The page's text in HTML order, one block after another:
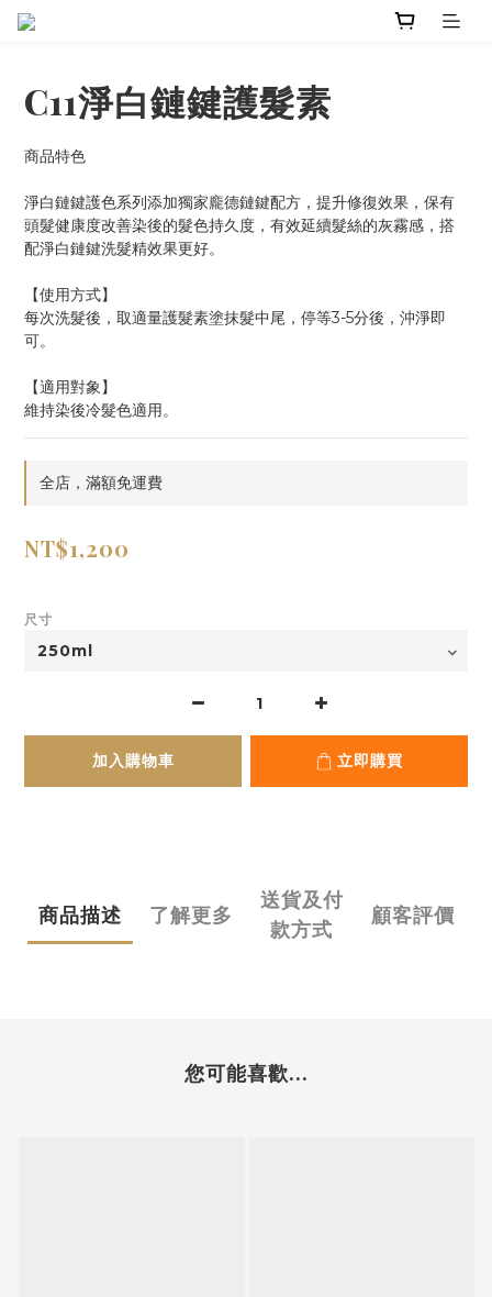
C11淨白鏈鍵護髮素
商品特色
淨白鏈鍵護色系列添加獨家龐德鏈鍵配方，提升修復效果，保有
頭髮健康度改善染後的髮色持久度，有效延續髮絲的灰霧感，搭
配淨白鏈鍵洗髮精效果更好。
【使用方式】
每次洗髮後，取適量護髮素塗抹髮中尾，停等3-5分後，沖淨即
可。
【適用對象】
維持染後冷髮色適用。
全店，滿額免運費
NT$1,200
尺寸
加入購物車 立即購買
商品描述 了解更多
送貨及付
款方式
顧客評價
您可能喜歡...